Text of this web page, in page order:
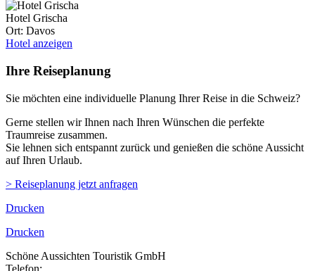
Hotel Grischa
Ort: Davos
Hotel anzeigen
Ihre Reiseplanung
Sie möchten eine individuelle Planung Ihrer Reise in die Schweiz?
Gerne stellen wir Ihnen nach Ihren Wünschen die perfekte
Traumreise zusammen.
Sie lehnen sich entspannt zurück und genießen die schöne Aussicht
auf Ihren Urlaub.
> Reiseplanung jetzt anfragen
Drucken
Drucken
Schöne Aussichten Touristik GmbH
Telefon: